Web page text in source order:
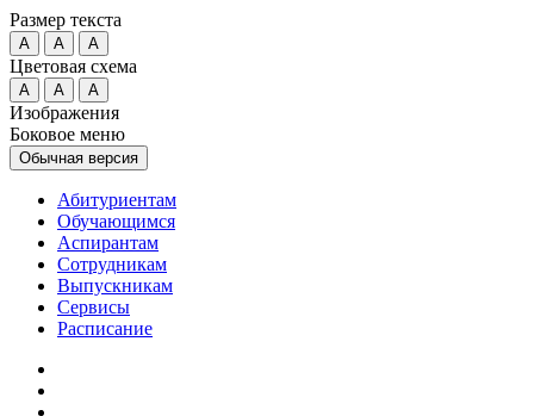
Размер текста
A A A
Цветовая схема
A A A
Изображения
Боковое меню
Обычная версия
Абитуриентам
Обучающимся
Аспирантам
Сотрудникам
Выпускникам
Сервисы
Расписание